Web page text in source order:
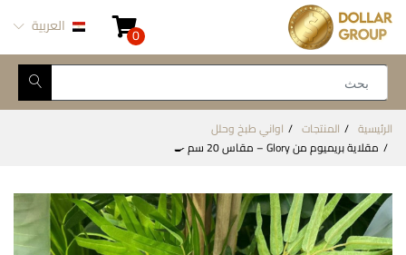
0 العربية
الرئيسية المنتجات
اواني طبخ وحلل
مقلاية بريميوم من Glory – مقاس 20 سم 🍳